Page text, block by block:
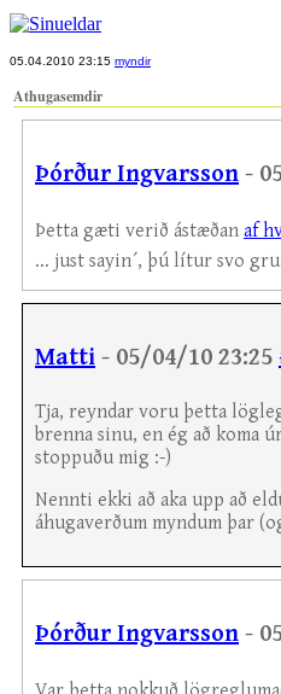
05.04.2010 23:15 myndir
Athugasemdir
Þórður Ingvarsson -
Þetta gæti verið ástæðan af
... just sayin´, þú lítur svo
Matti - 05/04/10 23:25
Tja, reyndar voru þetta
brenna sinu, en ég að koma
stoppuðu mig :-)
Nennti ekki að aka upp að
áhugaverðum myndum þar
Þórður Ingvarsson -